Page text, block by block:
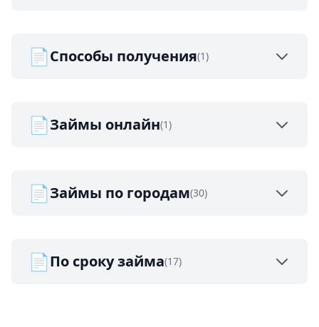
📄Способы получения(1)
📄Займы онлайн(1)
📄Займы по городам(30)
📄По сроку займа(17)